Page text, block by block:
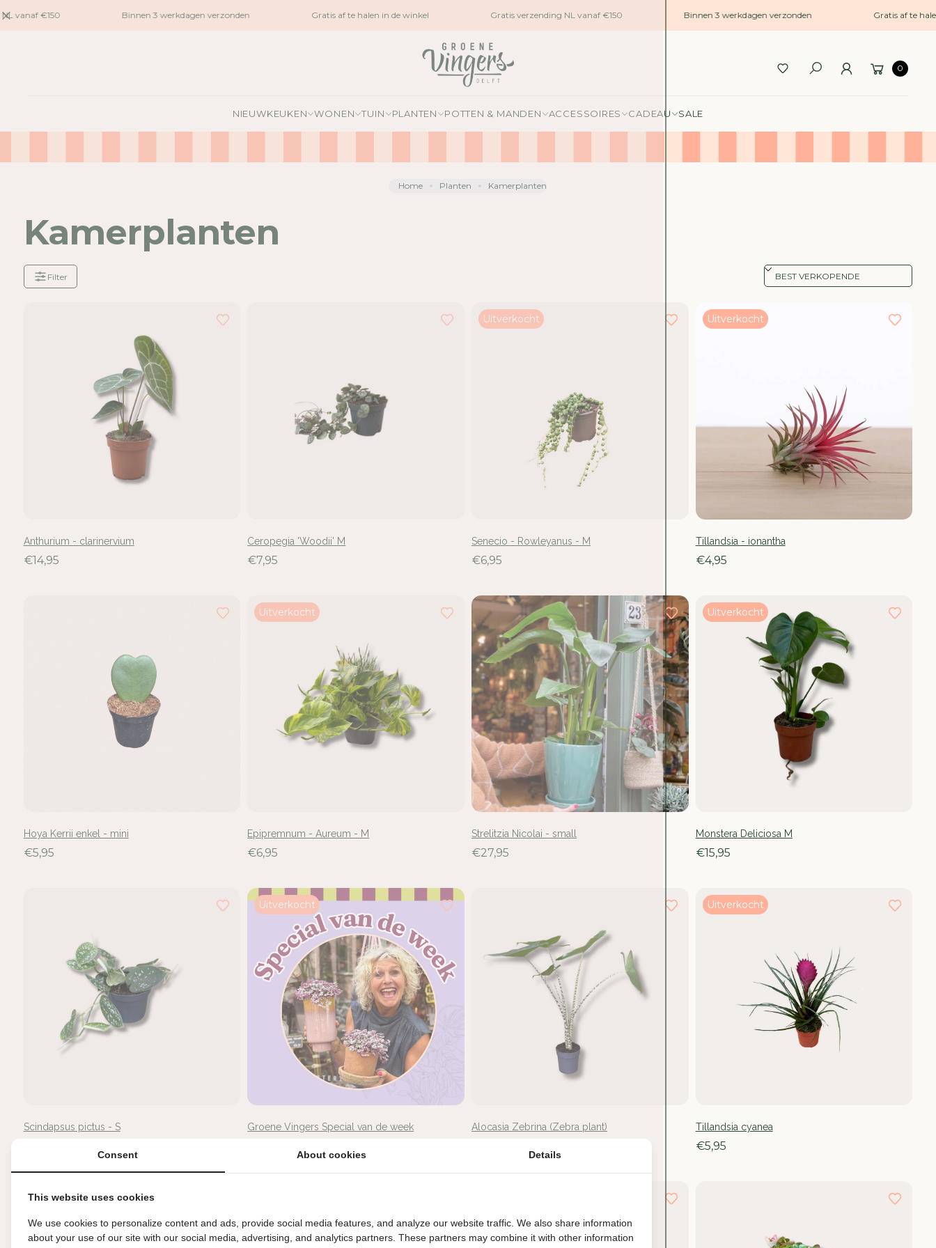
naar
vanaf €150 Binnen 3 werkdagen verzonden Gratis af te halen in de winkel Gratis verzending NL vanaf €150 Binnen 3 werkdagen verzonden Gratis af te halen
0
NIEUWKEUKEN WONEN TUIN PLANTEN POTTEN & MANDEN ACCESSOIRES CADEAU SALE
Home Planten Kamerplanten
Kamerplanten
Filter
Anthurium - clarinervium
€14,95
Ceropegia 'Woodii' M
€7,95
Uitverkocht
Senecio - Rowleyanus - M
€6,95
Uitverkocht
Tillandsia - ionantha
€4,95
Hoya Kerrii enkel - mini
€5,95
Uitverkocht
Epipremnum - Aureum - M
€6,95
Strelitzia Nicolai - small
€27,95
Uitverkocht
Monstera Deliciosa M
€15,95
Scindapsus pictus - S
Uitverkocht
Groene Vingers Special van de week Alocasia Zebrina (Zebra plant)
Uitverkocht
Tillandsia cyanea
€5,95
Consent About cookies Details
This website uses cookies
We use cookies to personalize content and ads, provide social media features, and analyze our website traffic. We also share information
about your use of our site with our social media, advertising, and analytics partners. These partners may combine it with other information